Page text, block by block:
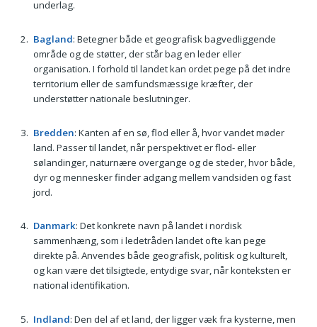
underlag.
Bagland: Betegner både et geografisk bagvedliggende
område og de støtter, der står bag en leder eller
organisation. I forhold til landet kan ordet pege på det indre
territorium eller de samfundsmæssige kræfter, der
understøtter nationale beslutninger.
Bredden: Kanten af en sø, flod eller å, hvor vandet møder
land. Passer til landet, når perspektivet er flod- eller
sølandinger, naturnære overgange og de steder, hvor både,
dyr og mennesker finder adgang mellem vandsiden og fast
jord.
Danmark: Det konkrete navn på landet i nordisk
sammenhæng, som i ledetråden landet ofte kan pege
direkte på. Anvendes både geografisk, politisk og kulturelt,
og kan være det tilsigtede, entydige svar, når konteksten er
national identifikation.
Indland: Den del af et land, der ligger væk fra kysterne, men